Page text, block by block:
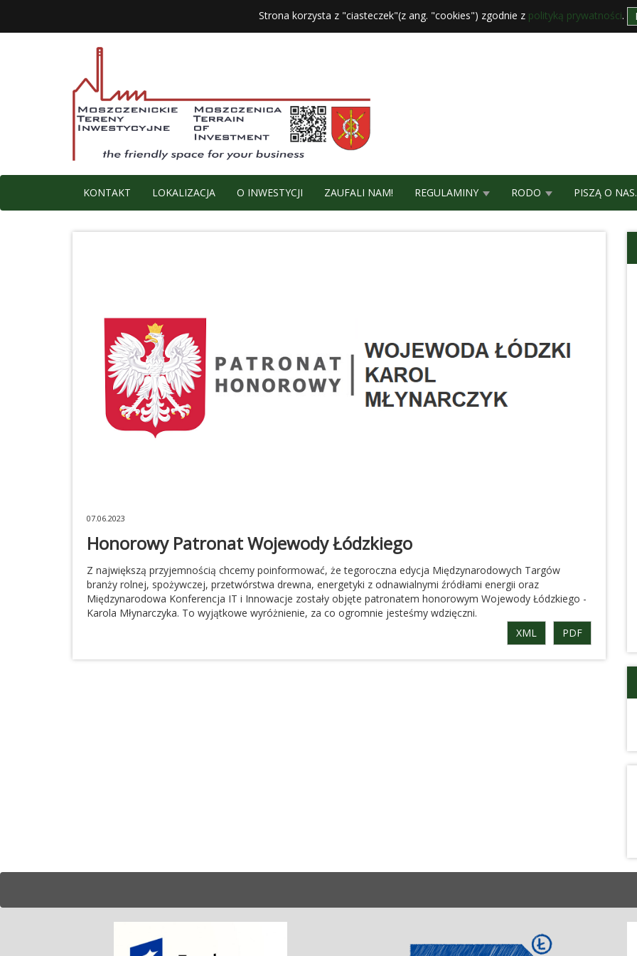
Strona korzysta z "ciasteczek"(z ang. "cookies") zgodnie z polityką prywatności.
KONTAKT LOKALIZACJA O INWESTYCJI ZAUFALI NAM! REGULAMINY RODO PISZĄ O
07.06.2023
Honorowy Patronat Wojewody Łódzkiego
Z największą przyjemnością chcemy poinformować, że tegoroczna edycja Międzynarodowych Targów
branży rolnej, spożywczej, przetwórstwa drewna, energetyki z odnawialnymi źródłami energii oraz
Międzynarodowa Konferencja IT i Innowacje zostały objęte patronatem honorowym Wojewody Łódzkiego -
Karola Młynarczyka. To wyjątkowe wyróżnienie, za co ogromnie jesteśmy wdzięczni.
PDF
XML